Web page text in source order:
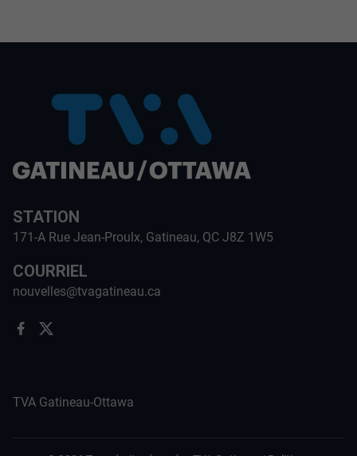
STATION
171-A Rue Jean-Proulx, Gatineau, QC J8Z 1W5
COURRIEL
nouvelles@tvagatineau.ca
TVA Gatineau-Ottawa